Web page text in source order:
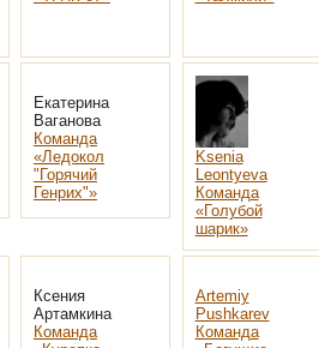
Екатерина
Ваганова
Команда
«Ледокол
"Горячий
Генрих"»
Ksenia
Leontyeva
Команда
«Голубой
шарик»
Ксения
Артамкина
Команда
Artemiy
Pushkarev
Команда